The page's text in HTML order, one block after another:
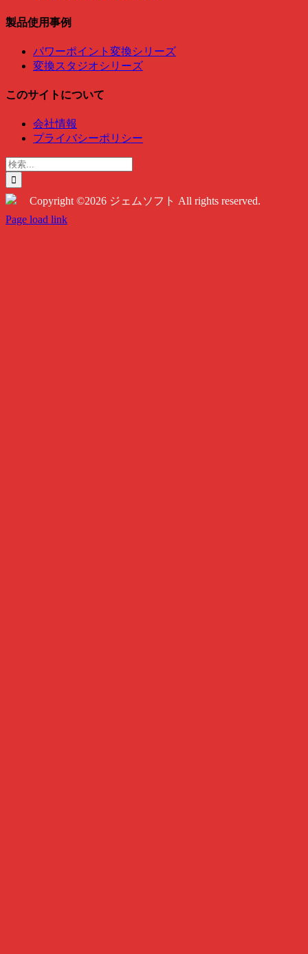
製品使用事例
パワーポイント変換シリーズ
変換スタジオシリーズ
このサイトについて
会社情報
プライバシーポリシー
検
索
…
Copyright ©2026 ジェムソフト All rights reserved.
Twitter
Instagram
Facebook
Page load link